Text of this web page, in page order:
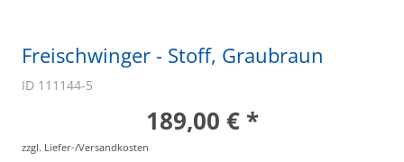
Freischwinger - Stoff, Graubraun
ID 111144-5
189,00 € *
zzgl. Liefer-/Versandkosten